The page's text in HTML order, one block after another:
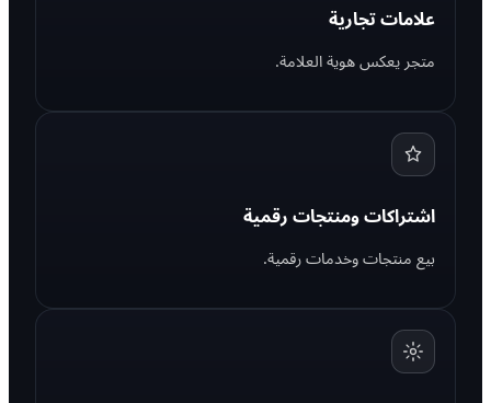
علامات تجارية
متجر يعكس هوية العلامة.
اشتراكات ومنتجات رقمية
بيع منتجات وخدمات رقمية.